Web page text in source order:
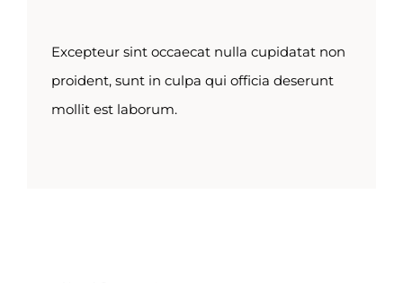
Excepteur sint occaecat nulla cupidatat non
proident, sunt in culpa qui officia deserunt
mollit est laborum.